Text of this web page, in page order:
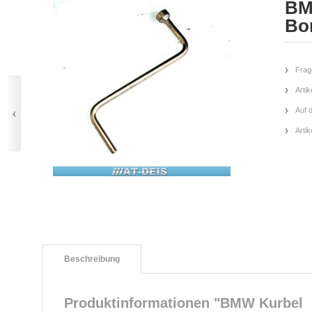
Auf
Beschreibung
Produktinformationen "BMW Kurbel